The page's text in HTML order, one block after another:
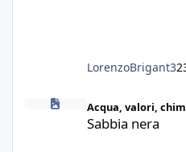
LorenzoBrigant3
Acqua, valori,
Sabbia nera